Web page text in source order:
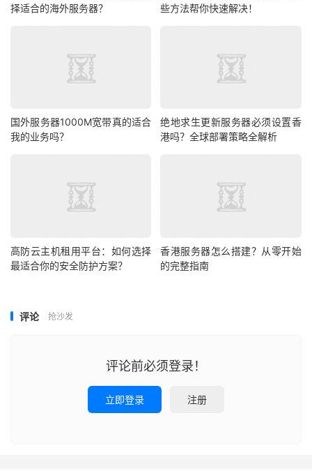
3. 服务商信誉：避免“跑路”风险
运营年限：优先选择成立5年以上的服务商（如
用户评价：查看第三方平台（如HostAdvice、知乎）
的真实反馈。
适用场景：
小型企业官网（流量低、无高并发需求）。
视频流媒体/大型游戏服务器（需高带宽和低延迟）。
择适合的海外服务器？
些方法帮你快速解决！
国外服务器1000M宽带真的适合
我的业务吗？
绝地求生更新服务器必须设置香
港吗？全球部署策略全解析
高防云主机租用平台：如何选择
最适合你的安全防护方案？
香港服务器怎么搭建？从零开始
的完整指南
评论 抢沙发
评论前必须登录！
立即登录 注册